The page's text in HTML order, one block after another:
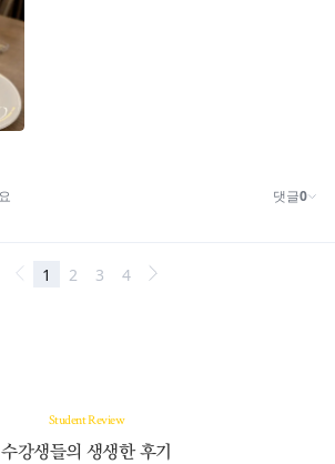
Student Review
수강생들의 생생한 후기